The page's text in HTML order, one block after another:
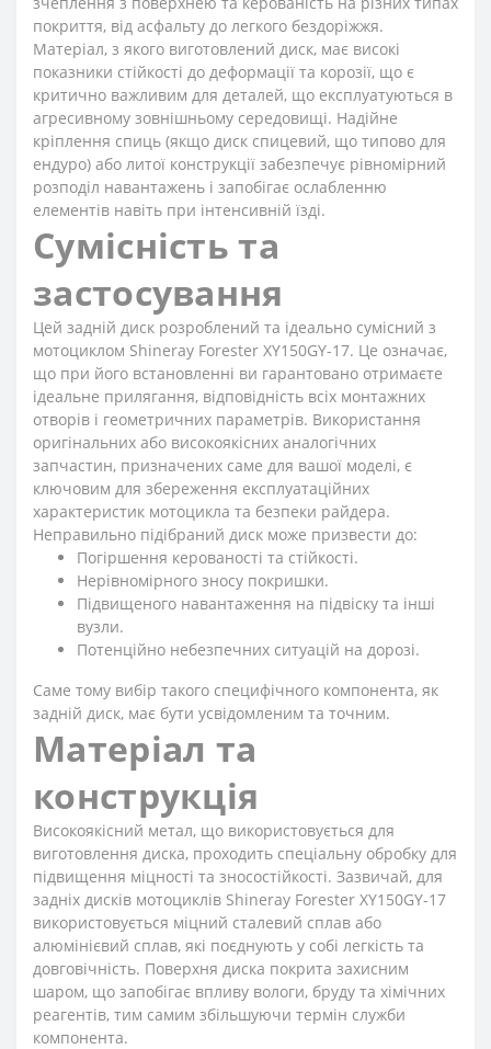
покриття, від асфальту до легкого бездоріжжя.
Матеріал, з якого виготовлений диск, має високі
показники стійкості до деформації та корозії, що є
критично важливим для деталей, що експлуатуються в
агресивному зовнішньому середовищі. Надійне
кріплення спиць (якщо диск спицевий, що типово для
ендуро) або литої конструкції забезпечує рівномірний
розподіл навантажень і запобігає ослабленню
елементів навіть при інтенсивній їзді.
Сумісність та
застосування
Цей задній диск розроблений та ідеально сумісний з
мотоциклом Shineray Forester XY150GY-17. Це означає,
що при його встановленні ви гарантовано отримаєте
ідеальне прилягання, відповідність всіх монтажних
отворів і геометричних параметрів. Використання
оригінальних або високоякісних аналогічних
запчастин, призначених саме для вашої моделі, є
ключовим для збереження експлуатаційних
характеристик мотоцикла та безпеки райдера.
Неправильно підібраний диск може призвести до:
Погіршення керованості та стійкості.
Нерівномірного зносу покришки.
Підвищеного навантаження на підвіску та інші
вузли.
Потенційно небезпечних ситуацій на дорозі.
Саме тому вибір такого специфічного компонента, як
задній диск, має бути усвідомленим та точним.
Матеріал та
конструкція
Високоякісний метал, що використовується для
виготовлення диска, проходить спеціальну обробку для
підвищення міцності та зносостійкості. Зазвичай, для
задніх дисків мотоциклів Shineray Forester XY150GY-17
використовується міцний сталевий сплав або
алюмінієвий сплав, які поєднують у собі легкість та
довговічність. Поверхня диска покрита захисним
шаром, що запобігає впливу вологи, бруду та хімічних
реагентів, тим самим збільшуючи термін служби
компонента.